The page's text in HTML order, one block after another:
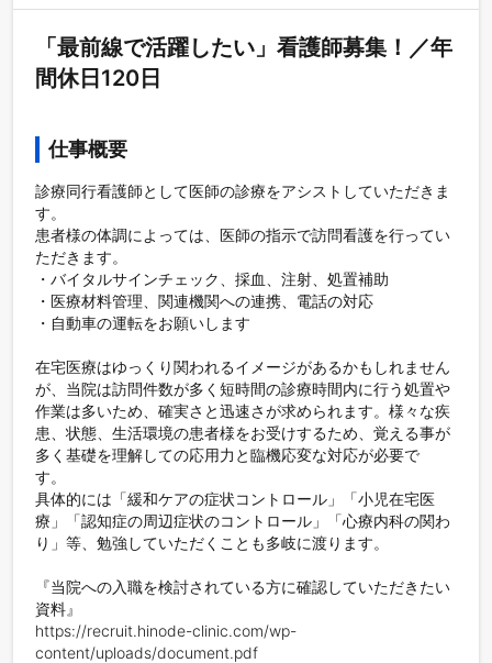
「最前線で活躍したい」看護師募集！／年
間休日120日
仕事概要
診療同行看護師として医師の診療をアシストしていただきま
す。
患者様の体調によっては、医師の指示で訪問看護を行ってい
ただきます。
・バイタルサインチェック、採血、注射、処置補助
・医療材料管理、関連機関への連携、電話の対応
・自動車の運転をお願いします
在宅医療はゆっくり関われるイメージがあるかもしれません
が、当院は訪問件数が多く短時間の診療時間内に行う処置や
作業は多いため、確実さと迅速さが求められます。様々な疾
患、状態、生活環境の患者様をお受けするため、覚える事が
多く基礎を理解しての応用力と臨機応変な対応が必要で
す。
具体的には「緩和ケアの症状コントロール」「小児在宅医
療」「認知症の周辺症状のコントロール」「心療内科の関わ
り」等、勉強していただくことも多岐に渡ります。
『当院への入職を検討されている方に確認していただきたい
資料』
https://recruit.hinode-clinic.com/wp-
content/uploads/document.pdf